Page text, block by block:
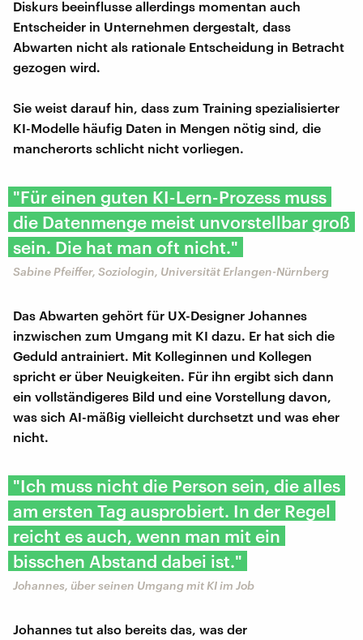
Diskurs beeinflusse allerdings momentan auch
Entscheider in Unternehmen dergestalt, dass
Abwarten nicht als rationale Entscheidung in Betracht
gezogen wird.
Sie weist darauf hin, dass zum Training spezialisierter
KI-Modelle häufig Daten in Mengen nötig sind, die
mancherorts schlicht nicht vorliegen.
"Für einen guten KI-Lern-Prozess muss
die Datenmenge meist unvorstellbar groß
sein. Die hat man oft nicht."
Sabine Pfeiffer, Soziologin, Universität Erlangen-Nürnberg
Das Abwarten gehört für UX-Designer Johannes
inzwischen zum Umgang mit KI dazu. Er hat sich die
Geduld antrainiert. Mit Kolleginnen und Kollegen
spricht er über Neuigkeiten. Für ihn ergibt sich dann
ein vollständigeres Bild und eine Vorstellung davon,
was sich AI-mäßig vielleicht durchsetzt und was eher
nicht.
"Ich muss nicht die Person sein, die alles
am ersten Tag ausprobiert. In der Regel
reicht es auch, wenn man mit ein
bisschen Abstand dabei ist."
Johannes, über seinen Umgang mit KI im Job
Johannes tut also bereits das, was der